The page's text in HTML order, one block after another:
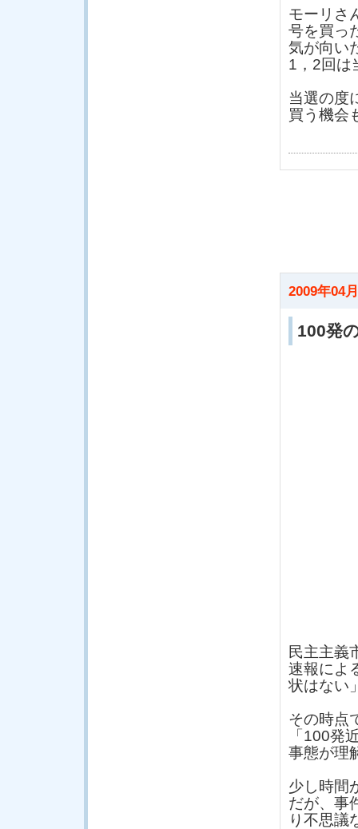
モーリさ
号を買っ
気が向い
1，2回は
当選の度
買う機会
2009年04
100発
民主主義
速報によ
状はない
その時点
「100発
事態が理
少し時間
だが、事
り不思議